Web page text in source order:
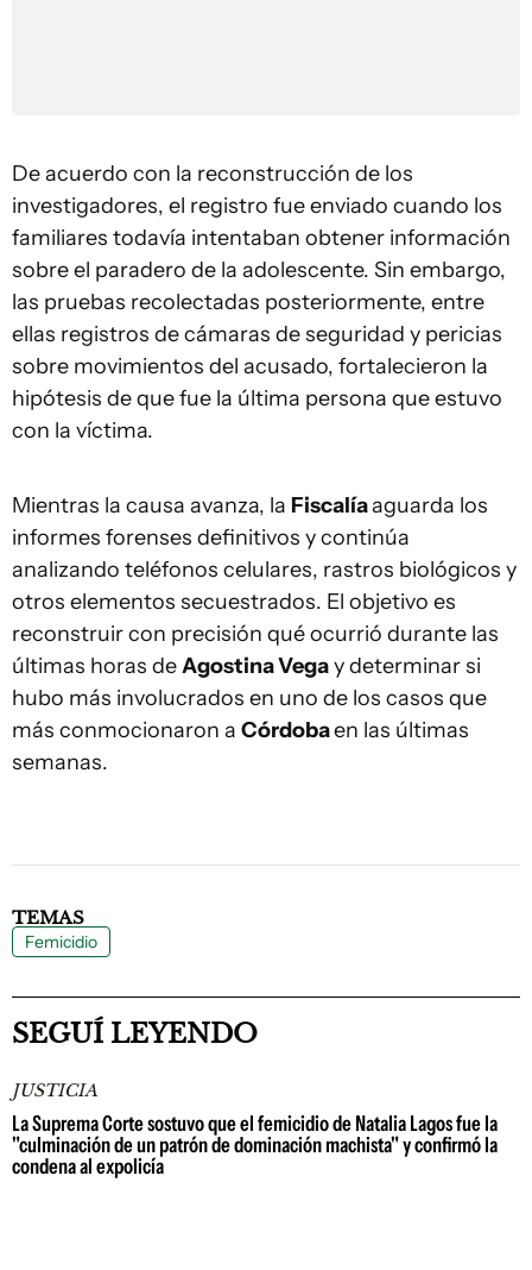
De acuerdo con la reconstrucción de los
investigadores, el registro fue enviado cuando los
familiares todavía intentaban obtener información
sobre el paradero de la adolescente. Sin embargo,
las pruebas recolectadas posteriormente, entre
ellas registros de cámaras de seguridad y pericias
sobre movimientos del acusado, fortalecieron la
hipótesis de que fue la última persona que estuvo
con la víctima.
Mientras la causa avanza, la Fiscalíaaguarda los
informes forenses definitivos y continúa
analizando teléfonos celulares, rastros biológicos y
otros elementos secuestrados. El objetivo es
reconstruir con precisión qué ocurrió durante las
últimas horas deAgostina Vegay determinar si
hubo más involucrados en uno de los casos que
más conmocionaron a Córdobaen las últimas
semanas.
TEMAS
Femicidio
SEGUÍ LEYENDO
JUSTICIA
La Suprema Corte sostuvo que el femicidio de Natalia Lagos fue la
"culminación de un patrón de dominación machista" y confirmó la
condena al expolicía